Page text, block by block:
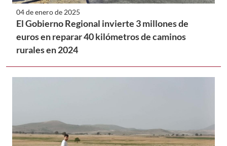
04 de enero de 2025
El Gobierno Regional invierte 3 millones de
euros en reparar 40 kilómetros de caminos
rurales en 2024